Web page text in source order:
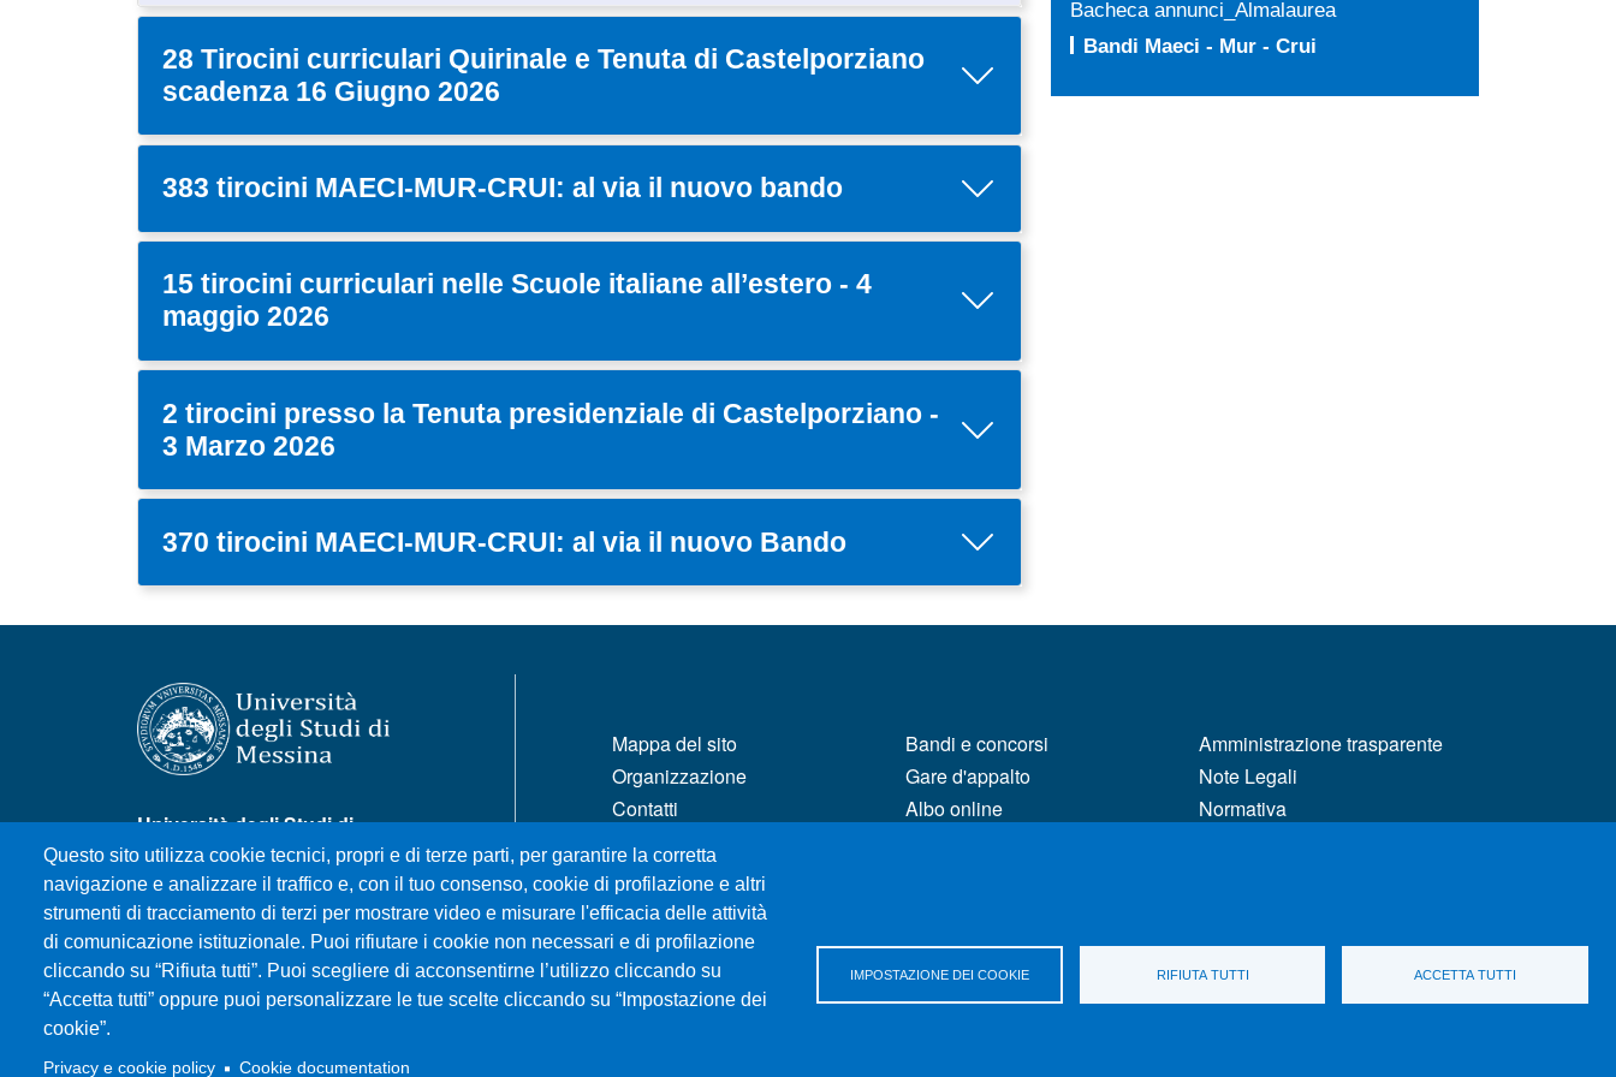
28 Tirocini curriculari Quirinale e Tenuta di Castelporziano
scadenza 16 Giugno 2026
383 tirocini MAECI-MUR-CRUI: al via il nuovo bando
15 tirocini curriculari nelle Scuole italiane all’estero - 4
maggio 2026
2 tirocini presso la Tenuta presidenziale di Castelporziano -
3 Marzo 2026
370 tirocini MAECI-MUR-CRUI: al via il nuovo Bando
Bacheca annunci_Almalaurea
Bandi Maeci - Mur - Crui
Questo sito utilizza cookie tecnici, propri e di terze parti, per garantire la corretta
navigazione e analizzare il traffico e, con il tuo consenso, cookie di profilazione e altri
strumenti di tracciamento di terzi per mostrare video e misurare l'efficacia delle attività
di comunicazione istituzionale. Puoi rifiutare i cookie non necessari e di profilazione
cliccando su “Rifiuta tutti”. Puoi scegliere di acconsentirne l’utilizzo cliccando su
“Accetta tutti” oppure puoi personalizzare le tue scelte cliccando su “Impostazione dei
cookie”.
Privacy e cookie policy Cookie documentation
IMPOSTAZIONE DEI COOKIE RIFIUTA TUTTI ACCETTA TUTTI
Università degli Studi di
Messina
Piazza Pugliatti, 1 - 98122
Messina
Cod. Fiscale 80004070837
P.IVA 00724160833
Centralino: 090 676 1
Mappa del sito
Organizzazione
Contatti
Posta Elettronica Certificata
Unifind
Ufficio Relazioni con il
Pubblico
Rassegna Stampa
Ufficio Stampa
Bandi e concorsi
Gare d'appalto
Albo online
Servizi per Disabilità e DSA
Sostieni Unime
Performance - trasparenza
Amministrazione trasparente
Note Legali
Normativa
Rivedi le tue scelte sui cookie
Dati di monitoraggio